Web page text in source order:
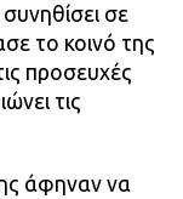
σε
το κοινό της
προσευχές
τις
άφηναν να